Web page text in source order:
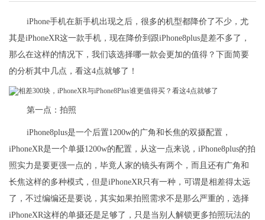
iPhone手机在新手机出现之后，很多的机型都降价了不少，尤
其是iPhoneXR这一款手机，现在降价到跟iPhone8plus是差不多了，
那么在这样的情况下，我们该选择哪一款会更加的值得？下面简要
的分析其中几点，看这4点就够了！
第一点：拍照
iPhone8plus是一个后置1200w的广角和长焦的双摄配置，
iPhoneXR是一个单摄1200w的配置，从这一点来说，iPhone8plus的拍
照实力是要更强一点的，毕竟人家的镜头有两个，而且还有广角和
长焦这样的多种模式，但是iPhoneXR只有一种，可谓是相差得太远
了，不过编编还是要说，其实如果拍照需求不是那么严重的，选择
iPhoneXR这样的单摄还是足够了，只是当别人解锁更多拍照玩法的